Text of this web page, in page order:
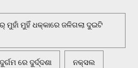
ମୁହାଁ ମୁହିଁ ଧକ୍କାରେ ଜଳିଗଲା ଦୁଇଟି
ଦୁର୍ଗମ ରେ ଦୁର୍ଦ୍ଦଶା ନକ୍ସଲ